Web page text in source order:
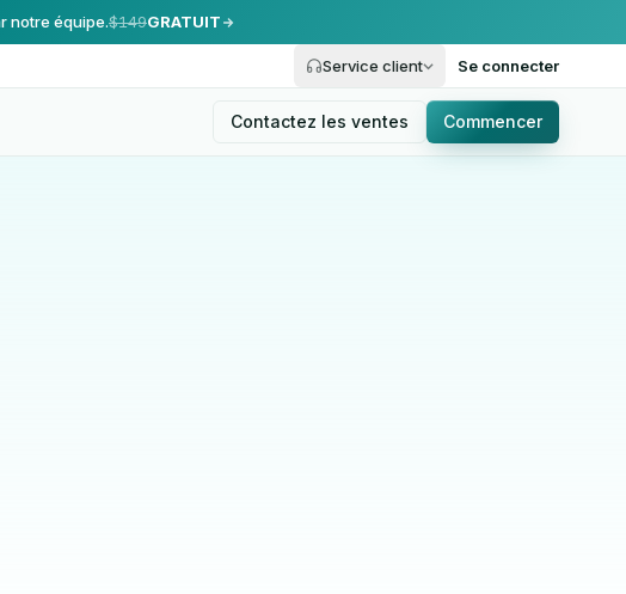
notre équipe.$149GRATUIT
Service client Se connecter
Contactez les ventes Commencer